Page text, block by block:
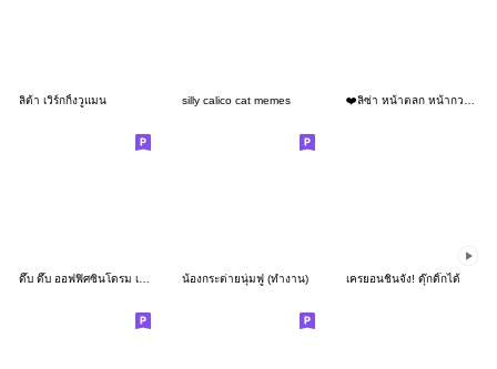
ลิต้า เวิร์กกิ้งวูแมน silly calico cat memes
ดึ๊บ ดึ๊บ ออฟฟิศซินโดรม เก้า น้องกระต่ายนุ่มฟู (ทำงาน) เครยอนชินจัง! ดุ๊กดิ๊กได้